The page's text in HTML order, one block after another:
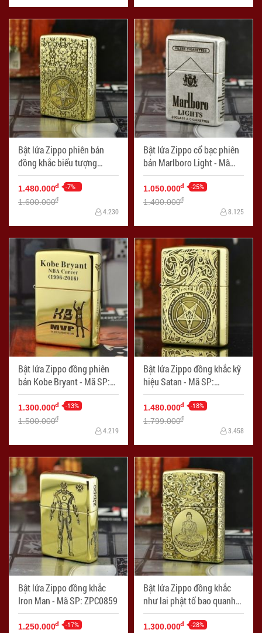
Bật lửa Zippo phiên bản
đồng khắc biểu tượng
Satan - Mã SP: ZPC0854
1.480.000đ -7%
1.600.000đ
4.230
Bật lửa Zippo cổ bạc phiên
bản Marlboro Light - Mã
SP: ZPC0856
1.050.000đ -25%
1.400.000đ
8.125
Bật lửa Zippo đồng phiên
bản Kobe Bryant - Mã SP:
ZPC0857
1.300.000đ -13%
1.500.000đ
4.219
Bật lửa Zippo đồng khắc kỹ
hiệu Satan - Mã SP:
ZPC0858
1.480.000đ -18%
1.799.000đ
3.458
Bật lửa Zippo đồng khắc
Iron Man - Mã SP: ZPC0859
1.250.000đ -17%
Bật lửa Zippo đồng khắc
như lai phật tổ bao quanh
đám mây - Mã SP: ZPC0861
1.300.000đ -28%